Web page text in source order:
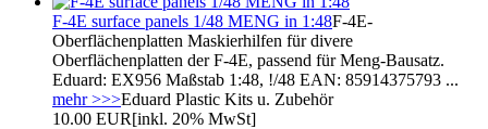
F-4E surface panels 1/48 MENG in 1:48F-4E-
Oberflächenplatten Maskierhilfen für divere
Oberflächenplatten der F-4E, passend für Meng-Bausatz.
Eduard: EX956 Maßstab 1:48, !/48 EAN: 85914375793 ...
mehr >>>Eduard Plastic Kits u. Zubehör
10.00 EUR[inkl. 20% MwSt]